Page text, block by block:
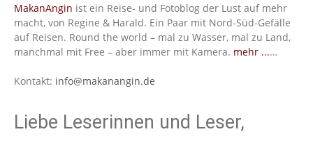
MakanAngin ist ein Reise- und Fotoblog der Lust auf mehr
macht, von Regine & Harald. Ein Paar mit Nord-Süd-Gefälle
auf Reisen. Round the world – mal zu Wasser, mal zu Land,
manchmal mit Free – aber immer mit Kamera. mehr ...…
Kontakt: info@makanangin.de
Liebe Leserinnen und Leser,